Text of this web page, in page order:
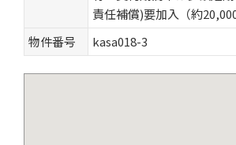
責任補償)要加入（約
物件番号
kasa018-3